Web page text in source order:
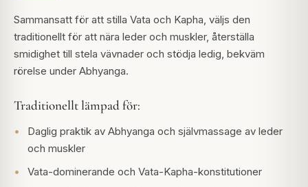
Sammansatt för att stilla Vata och Kapha, väljs den
traditionellt för att nära leder och muskler, återställa
smidighet till stela vävnader och stödja ledig, bekväm
rörelse under Abhyanga.
Traditionellt lämpad för:
Daglig praktik av Abhyanga och självmassage av leder
och muskler
Vata-dominerande och Vata-Kapha-konstitutioner